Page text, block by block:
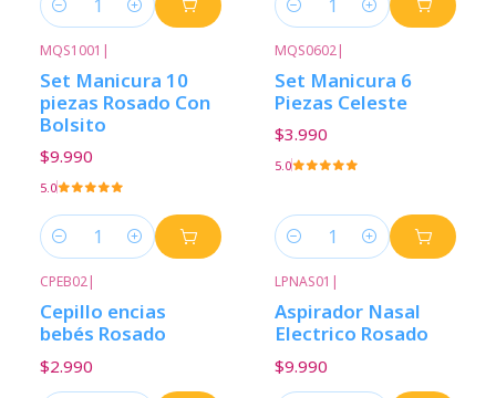
Cantidad Cantidad
MQS1001 |
Set Manicura 10
piezas Rosado Con
Bolsito
$9.990
5.0
Cantidad
MQS0602|
Set Manicura 6
Piezas Celeste
$3.990
5.0
Cantidad
CPEB02|
Cepillo encias
bebés Rosado
$2.990
LPNAS01 |
Aspirador Nasal
Electrico Rosado
$9.990